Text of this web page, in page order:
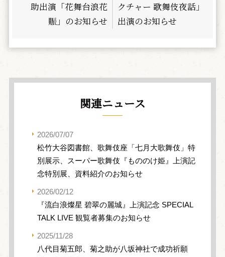
助出演「花舞台浪花
賑」のお知らせ
クチャー 歌舞伎夜話」
出演のお知らせ
関連ニュース
2026/07/07
松竹大谷図書館、歌舞伎座「七月大歌舞伎」特
別展示、スーパー歌舞伎『もののけ姫』上演記
念特別展、資料紹介のお知らせ
2026/02/12
『流白浪燦星 碧翠の麗城』上演記念 SPECIAL
TALK LIVE 観覧者募集のお知らせ
2025/11/28
八代目菊五郎、菊之助が八坂神社で成功祈願